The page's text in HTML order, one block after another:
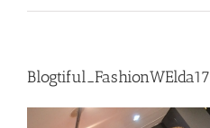
Blogtiful_FashionWElda17